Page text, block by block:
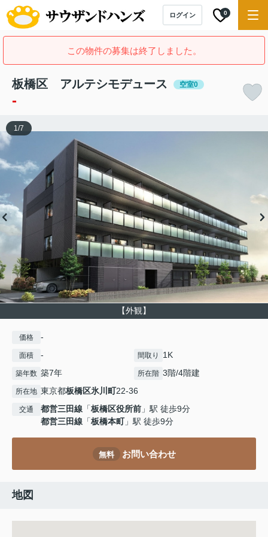
ログイン 0
この物件の募集は終了しました。
板橋区 アルテシモデュース 空室0
-
【外観】
1/7
価格 -
面積 - 間取り 1K
築年数 築7年 所在階 3階/4階建
所在地 東京都板橋区氷川町22-36
交通 都営三田線 「板橋区役所前 」駅 徒歩9分
都営三田線 「板橋本町」駅 徒歩9分
無料 お問い合わせ
地図